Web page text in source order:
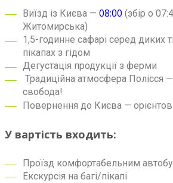
Виїзд із Києва — 08:00 (збір о
Житомирська)
1,5-годинне сафарі серед диких
пікапах з гідом
Дегустація продукції з ферми
Традиційна атмосфера Полісся
свобода!
Повернення до Києва —
У вартість входить:
Проїзд комфортабельним
Екскурсія на багі/пікапі